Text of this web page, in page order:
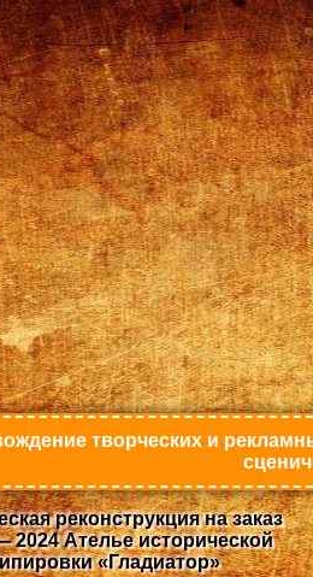
творческих и
реконструкция на заказ
2024 Ателье исторической
«Гладиатор»